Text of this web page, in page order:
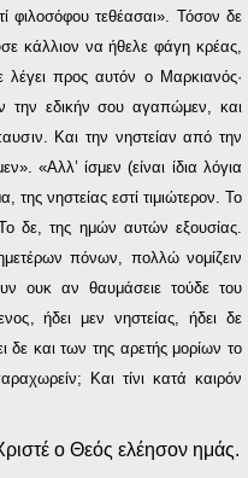
φιλοσόφου τεθέασαι». Τόσον δε
κάλλιον να ήθελε φάγη κρέας,
προς αυτόν ο Μαρκιανός·
την εδικήν σου αγαπώμεν, και
Και την νηστείαν από την
«Αλλ’ ίσμεν (είναι ίδια λόγια
νηστείας εστί τιμιώτερον. Το
δε, της ημών αυτών εξουσίας.
πόνων, πολλώ νομίζειν
ουκ αν θαυμάσειε τούδε του
ήδει μεν νηστείας, ήδει δε
δε και των της αρετής μορίων το
Και τίνι κατά καιρόν
ο Θεός ελέησον ημάς.